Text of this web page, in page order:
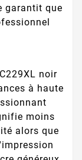
garantit que
noir
à haute
moins
alors que